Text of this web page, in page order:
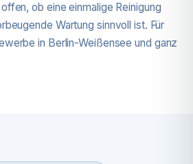
ob eine einmalige Reinigung
Wartung sinnvoll ist. Für
in Berlin-Weißensee und ganz